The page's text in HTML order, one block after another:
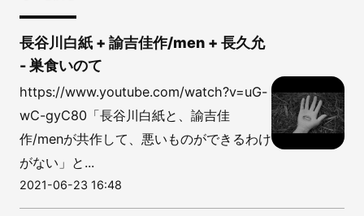
長谷川白紙 + 諭吉佳作/men + 長久允
- 巣食いのて
https://www.youtube.com/watch?v=uG-
wC-gyC80「長谷川白紙と、諭吉佳
作/menが共作して、悪いものができるわけ
がない」と...
2021-06-23 16:48